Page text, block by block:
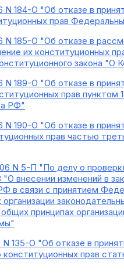
184-О "Об отказе в
прав
185-О "Об отказе в
их конституционных
закона
189-О "Об отказе в
прав пунктом
РФ"
190-О "Об отказе в
прав частью
N 5-П "По делу о
внесении изменений в
в связи с принятием
принципах
135-О "Об отказе в
прав